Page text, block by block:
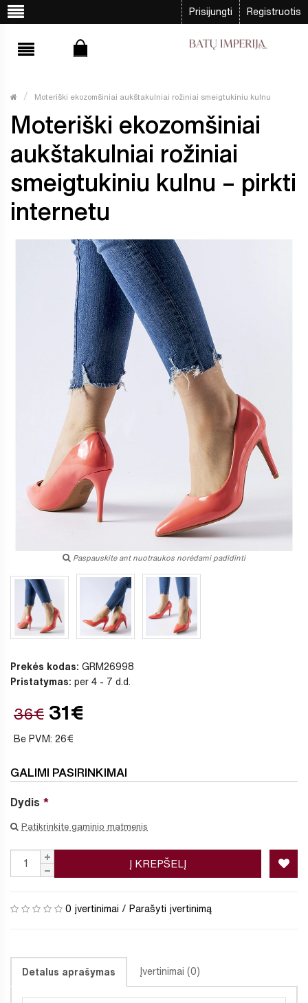
Prisijungti Registruotis
Moteriški ekozomšiniai aukštakulniai rožiniai smeigtukiniu kulnu
Moteriški ekozomšiniai
aukštakulniai rožiniai
smeigtukiniu kulnu – pirkti
internetu
Paspauskite ant nuotraukos norėdami padidinti
Prekės kodas: GRM26998
Pristatymas: per 4 - 7 d.d.
36€ 31€
Be PVM: 26€
GALIMI PASIRINKIMAI
Dydis
Patikrinkite gaminio matmenis
Į KREPŠELĮ
0 įvertinimai / Parašyti įvertinimą
Detalus aprašymas Įvertinimai (0)